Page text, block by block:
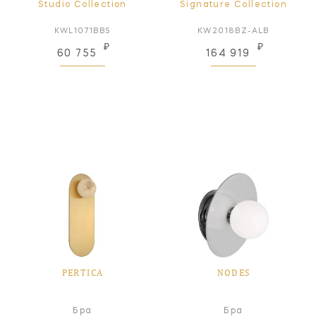
Studio Collection
KWL1071BBS
60 755
₽
Signature Collection
KW2018BZ-ALB
164 919
₽
PERTICA
Бра
NODES
Бра